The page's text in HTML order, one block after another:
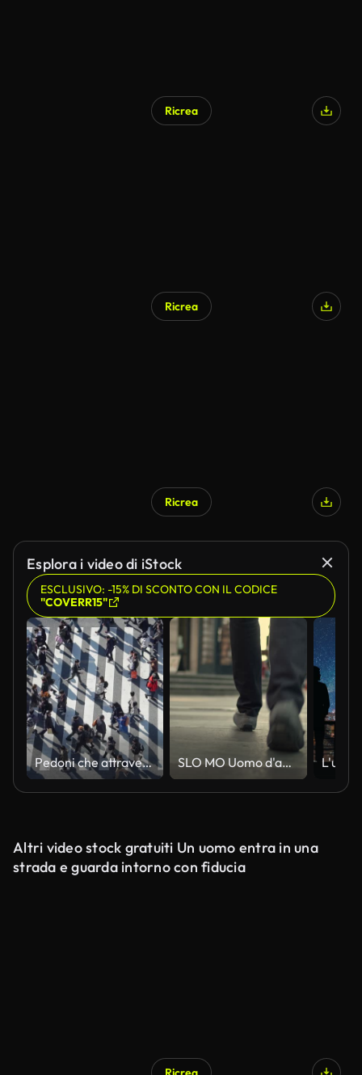
Ricrea
Ricrea
Ricrea
Esplora i video di iStock
ESCLUSIVO: -15% DI SCONTO CON IL CODICE
"COVERR15"
Pedoni che attraversano l'ora diurno di Shibuya - rallentatore SLO MO Uomo d'affari che attraversa la strada in città, Primo piano
Altri video stock gratuiti Un uomo entra in una
strada e guarda intorno con fiducia